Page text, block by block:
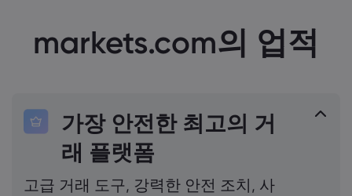
markets.com의 업적
가장 안전한 최고의 거
래 플랫폼
고급 거래 도구, 강력한 안전 조치, 사